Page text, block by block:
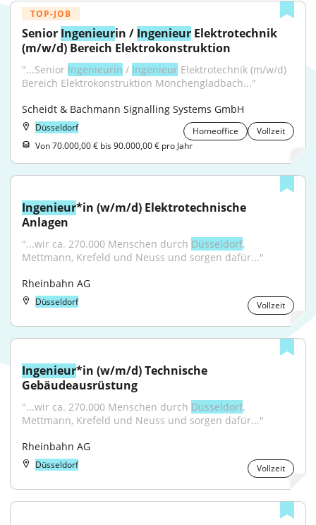
TOP-JOB
Senior Ingenieurin / Ingenieur Elektrotechnik
(m/w/d) Bereich Elektrokonstruktion
"...Senior Ingenieurin / Ingenieur Elektrotechnik (m/w/d)
Bereich Elektrokonstruktion Mönchengladbach..."
Scheidt & Bachmann Signalling Systems GmbH
Düsseldorf Homeoffice
Vollzeit
Von 70.000,00 € bis 90.000,00 € pro Jahr
Ingenieur*in (w/m/d) Elektrotechnische
Anlagen
"...wir ca. 270.000 Menschen durch Düsseldorf,
Mettmann, Krefeld und Neuss und sorgen dafür..."
Rheinbahn AG
Düsseldorf Vollzeit
Ingenieur*in (w/m/d) Technische
Gebäudeausrüstung
"...wir ca. 270.000 Menschen durch Düsseldorf,
Mettmann, Krefeld und Neuss und sorgen dafür..."
Rheinbahn AG
Düsseldorf Vollzeit